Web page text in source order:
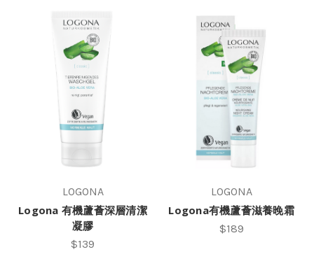
LOGONA
Logona 有機蘆薈深層清潔
凝膠
$139
LOGONA
Logona有機蘆薈滋養晚霜
$189